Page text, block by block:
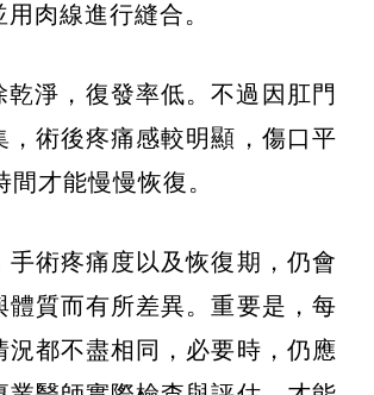
肉線進行縫合。
淨，復發率低。不過因肛門
，術後疼痛感較明顯，傷口平
才能慢慢恢復。
手術疼痛度以及恢復期，仍會
體質而有所差異。重要是，每
況都不盡相同，必要時，仍應